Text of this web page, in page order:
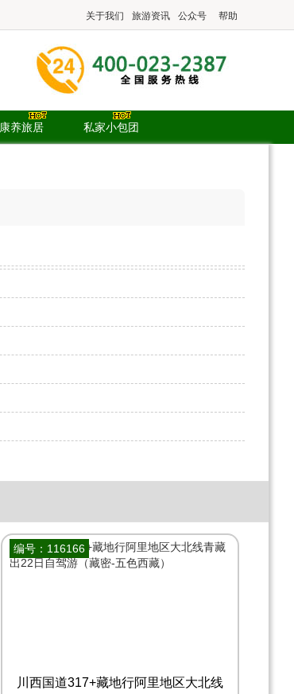
关于我们 旅游资讯 公众号 帮助
康养旅居 私家小包团
编号：116166
川西国道317+藏地行阿里地区大北线